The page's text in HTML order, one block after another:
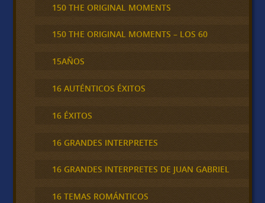
150 THE ORIGINAL MOMENTS
150 THE ORIGINAL MOMENTS – LOS 60
15AÑOS
16 AUTÉNTICOS ÉXITOS
16 ÉXITOS
16 GRANDES INTERPRETES
16 GRANDES INTERPRETES DE JUAN GABRIEL
16 TEMAS ROMÁNTICOS